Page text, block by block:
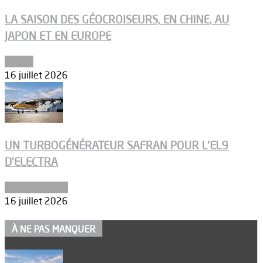
LA SAISON DES GÉOCROISEURS, EN CHINE, AU
JAPON ET EN EUROPE
16 juillet 2026
UN TURBOGÉNÉRATEUR SAFRAN POUR L’EL9
D’ELECTRA
16 juillet 2026
À NE PAS MANQUER